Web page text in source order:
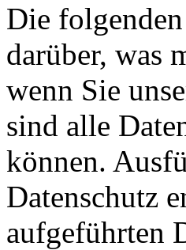
Die
darüber, was
wenn Sie
sind alle
können.
Datenschutz
aufgeführten